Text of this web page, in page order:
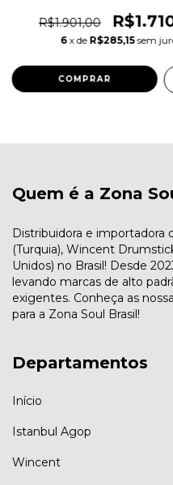
R$1.901,00
6 x de R$285,15 sem
Quem é a Zona
Distribuidora e importadora
(Turquia), Wincent
Unidos) no Brasil! Desde
levando marcas de alto
exigentes. Conheça as
para a Zona Soul Brasil!
Departamentos
Início
Istanbul Agop
Wincent